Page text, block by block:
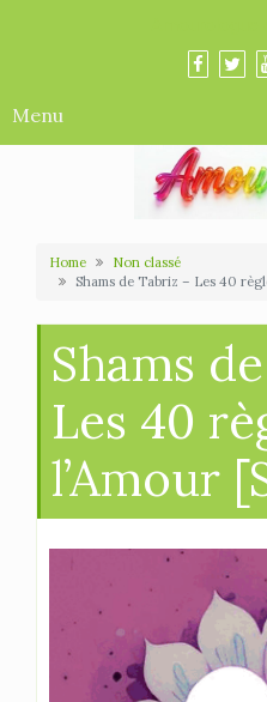
Menu
Home
Non classé
Shams de Tabriz – Les 40
Shams
Les 40
l’Amour